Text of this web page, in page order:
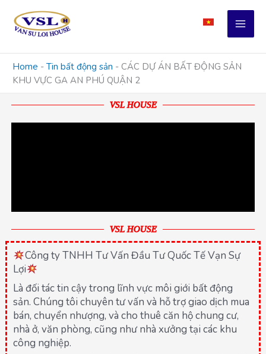
content
Home - Tin bất động sản - CÁC DỰ ÁN BẤT ĐỘNG SẢN
KHU VỰC GA AN PHÚ QUẬN 2
VSL HOUSE
VSL HOUSE
Công ty TNHH Tư Vấn Đầu Tư Quốc Tế Vạn Sự
Lợi
Là đối tác tin cậy trong lĩnh vực môi giới bất động
sản. Chúng tôi chuyên tư vấn và hỗ trợ giao dịch mua
bán, chuyển nhượng, và cho thuê căn hộ chung cư,
nhà ở, văn phòng, cũng như nhà xưởng tại các khu
công nghiệp.